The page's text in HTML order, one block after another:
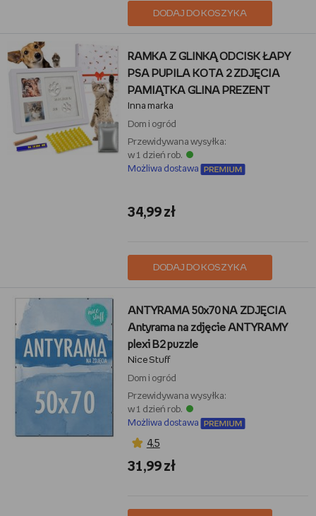
DODAJ DO KOSZYKA
RAMKA Z GLINKĄ ODCISK ŁAPY
PSA PUPILA KOTA 2 ZDJĘCIA
PAMIĄTKA GLINA PREZENT
Inna marka
Dom i ogród
Przewidywana wysyłka:
w 1 dzień rob.
Możliwa dostawa
34,99 zł
DODAJ DO KOSZYKA
ANTYRAMA 50x70 NA ZDJĘCIA
Antyrama na zdjęcie ANTYRAMY
plexi B2 puzzle
Nice Stuff
Dom i ogród
Przewidywana wysyłka:
w 1 dzień rob.
Możliwa dostawa
4,5
31,99 zł